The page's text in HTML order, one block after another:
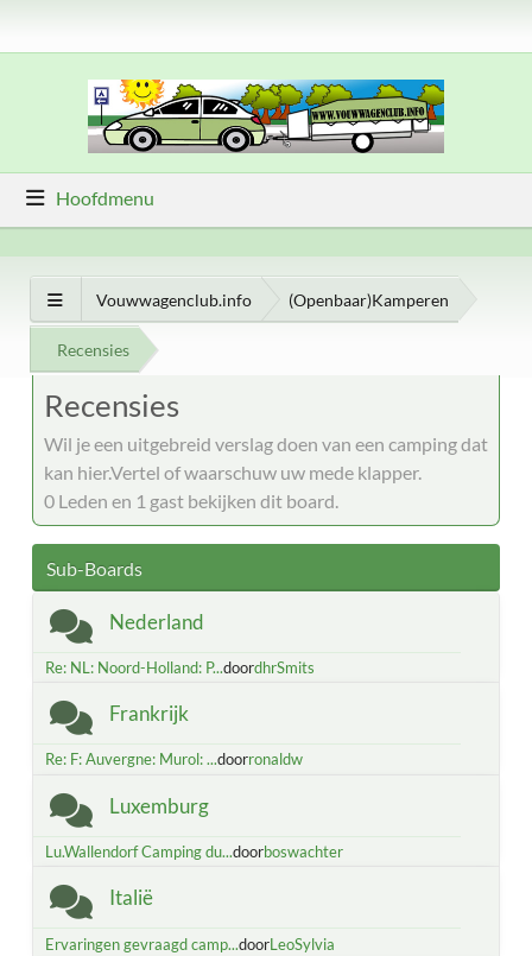
Hoofdmenu
Vouwwagenclub.info (Openbaar)Kamperen
Recensies
Recensies
Wil je een uitgebreid verslag doen van een camping dat
kan hier.Vertel of waarschuw uw mede klapper.
0 Leden en 1 gast bekijken dit board.
Sub-Boards
Nederland
Re: NL: Noord-Holland: P...doordhrSmits
Frankrijk
Re: F: Auvergne: Murol: ...doorronaldw
Luxemburg
Lu.Wallendorf Camping du...doorboswachter
Italië
Ervaringen gevraagd camp...doorLeoSylvia